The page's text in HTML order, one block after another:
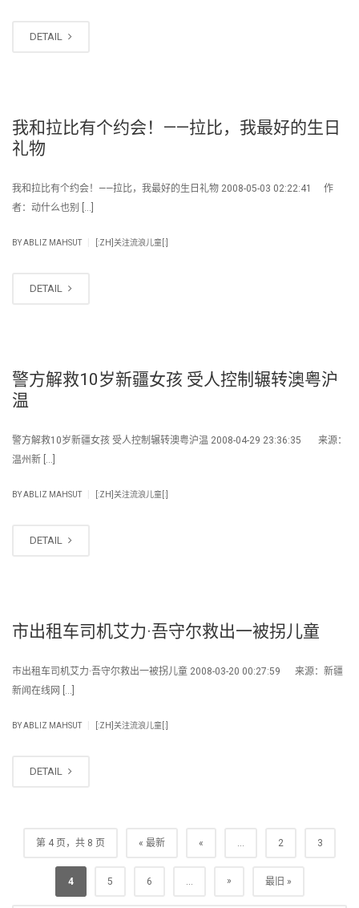
DETAIL
我和拉比有个约会！——拉比，我最好的生日
礼物
我和拉比有个约会！——拉比，我最好的生日礼物 2008-05-03 02:22:41 作
者：动什么也别 […]
BYABLIZ MAHSUT [:ZH]关注流浪儿童[:]
DETAIL
警方解救10岁新疆女孩 受人控制辗转澳粤沪
温
警方解救10岁新疆女孩 受人控制辗转澳粤沪温 2008-04-29 23:36:35 来源：
温州新 […]
BYABLIZ MAHSUT [:ZH]关注流浪儿童[:]
DETAIL
市出租车司机艾力·吾守尔救出一被拐儿童
市出租车司机艾力·吾守尔救出一被拐儿童 2008-03-20 00:27:59 来源：新疆
新闻在线网 […]
BYABLIZ MAHSUT [:ZH]关注流浪儿童[:]
DETAIL
第 4 页，共 8 页 « 最新 « ... 2 3
4 5 6 ... » 最旧 »